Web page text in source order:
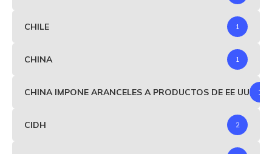
CHILE 1
CHINA 1
CHINA IMPONE ARANCELES A PRODUCTOS DE EE UU 1
CIDH 2